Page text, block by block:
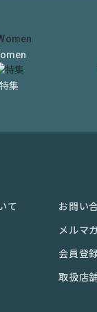
特集
て お問い
メルマ
会員登
取扱店